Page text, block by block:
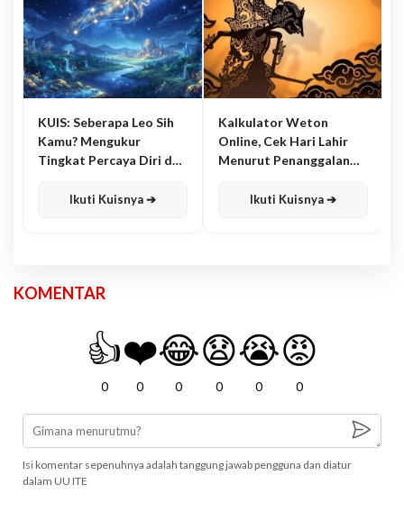
KUIS: Seberapa Leo Sih
Kamu? Mengukur
Tingkat Percaya Diri dan
Ikuti Kuisnya ➔
Kalkulator Weton
Online, Cek Hari Lahir
Menurut Penanggalan
Ikuti Kuisnya ➔
KOMENTAR
👍
0
❤️
0
😂
0
😧
0
😭
0
😡
0
Isi komentar sepenuhnya adalah tanggung jawab pengguna dan diatur
dalam UU ITE